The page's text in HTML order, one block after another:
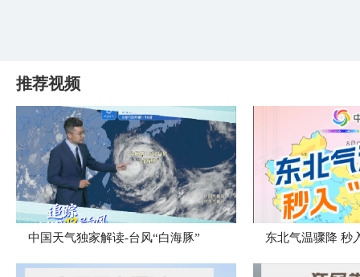
推荐视频
中国天气独家解读-台风“白海豚” 东北气温骤降 秒